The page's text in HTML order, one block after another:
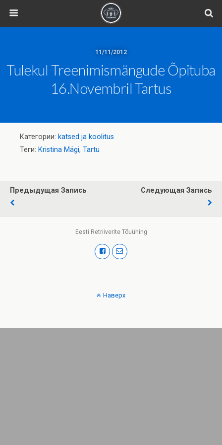
11/11/2012
Tulekul Treenimismängude Õpituba
16.novembril Tartus
Категории: katsed ja koolitus
Теги: Kristina Mägi, Tartu
Предыдущая Запись Следующая Запись
Eesti Retriiverite Tõuühing
Наверх